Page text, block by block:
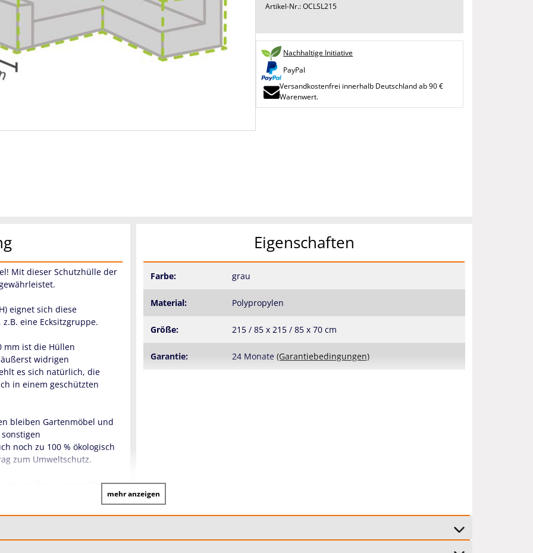
Artikel-Nr.: OCLSL215
Nachhaltige Initiative
PayPal
Versandkostenfrei innerhalb Deutschland ab 90 €
Warenwert.
Mit dieser Schutzhülle der
eignet sich diese
eine Ecksitzgruppe.
mm ist die Hüllen
widrigen
es sich natürlich, die
in einem geschützten
bleiben Gartenmöbel und
noch zu 100 % ökologisch
zum Umweltschutz.
um Ihre Gartenmöbel zu
Holz, Teak, Metall, Alu,
Eigenschaften
Farbe: grau
Material: Polypropylen
Größe: 215 / 85 x 215 / 85 x 70 cm
Garantie: 24 Monate (Garantiebedingungen)
mehr anzeigen